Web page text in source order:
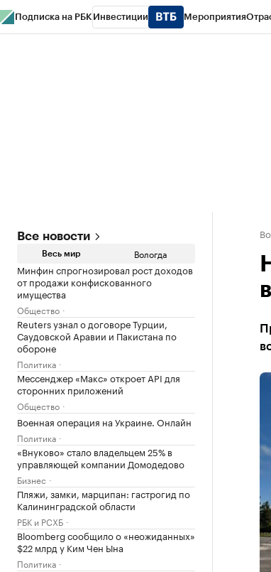
Подписка на РБК Инвестиции Мероприятия
Все новости
Весь мир Вологда
Минфин спрогнозировал рост доходов
от продажи конфискованного
имущества
Общество
Reuters узнал о договоре Турции,
Саудовской Аравии и Пакистана по
обороне
Политика
Мессенджер «Макс» откроет API для
сторонних приложений
Общество
Военная операция на Украине. Онлайн
Политика
«Внуково» стало владельцем 25% в
управляющей компании Домодедово
Бизнес
Пляжи, замки, марципан: гастрогид по
Калининградской области
РБК и РСХБ
Bloomberg сообщило о «неожиданных»
$22 млрд у Ким Чен Ына
Политика